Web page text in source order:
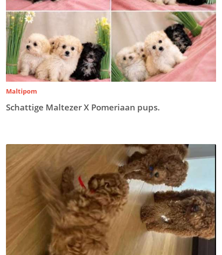
Maltipom
Schattige Maltezer X Pomeriaan pups.